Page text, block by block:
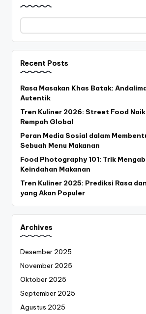
Recent Posts
Rasa Masakan Khas Batak:
Autentik
Tren Kuliner 2026: Street Food Naik
Rempah Global
Peran Media Sosial dalam
Sebuah Menu Makanan
Food Photography 101: Trik
Keindahan Makanan
Tren Kuliner 2025: Prediksi Rasa
yang Akan Populer
Archives
Desember 2025
November 2025
Oktober 2025
September 2025
Agustus 2025